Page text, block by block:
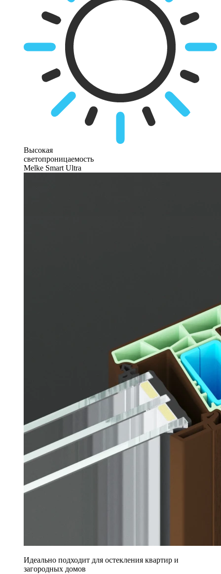
Высокая
светопроницаемость
Melke Smart Ultra
Идеально подходит для остекления квартир и
загородных домов